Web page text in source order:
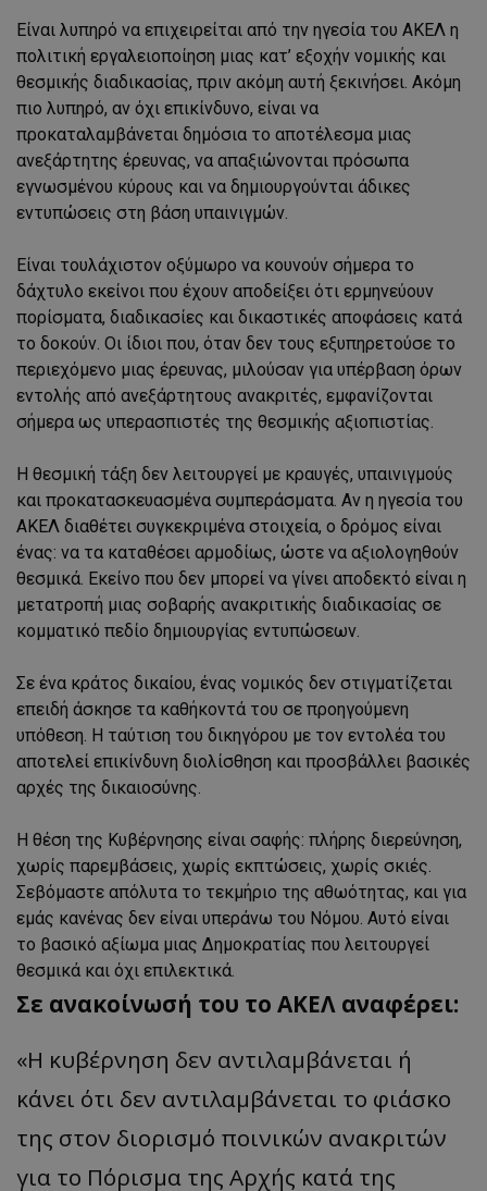
Είναι λυπηρό να επιχειρείται από την ηγεσία του ΑΚΕΛ η
πολιτική εργαλειοποίηση μιας κατ’ εξοχήν νομικής και
θεσμικής διαδικασίας, πριν ακόμη αυτή ξεκινήσει. Ακόμη
πιο λυπηρό, αν όχι επικίνδυνο, είναι να
προκαταλαμβάνεται δημόσια το αποτέλεσμα μιας
ανεξάρτητης έρευνας, να απαξιώνονται πρόσωπα
εγνωσμένου κύρους και να δημιουργούνται άδικες
εντυπώσεις στη βάση υπαινιγμών.
Είναι τουλάχιστον οξύμωρο να κουνούν σήμερα το
δάχτυλο εκείνοι που έχουν αποδείξει ότι ερμηνεύουν
πορίσματα, διαδικασίες και δικαστικές αποφάσεις κατά
το δοκούν. Οι ίδιοι που, όταν δεν τους εξυπηρετούσε το
περιεχόμενο μιας έρευνας, μιλούσαν για υπέρβαση όρων
εντολής από ανεξάρτητους ανακριτές, εμφανίζονται
σήμερα ως υπερασπιστές της θεσμικής αξιοπιστίας.
Η θεσμική τάξη δεν λειτουργεί με κραυγές, υπαινιγμούς
και προκατασκευασμένα συμπεράσματα. Αν η ηγεσία του
ΑΚΕΛ διαθέτει συγκεκριμένα στοιχεία, ο δρόμος είναι
ένας: να τα καταθέσει αρμοδίως, ώστε να αξιολογηθούν
θεσμικά. Εκείνο που δεν μπορεί να γίνει αποδεκτό είναι η
μετατροπή μιας σοβαρής ανακριτικής διαδικασίας σε
κομματικό πεδίο δημιουργίας εντυπώσεων.
Σε ένα κράτος δικαίου, ένας νομικός δεν στιγματίζεται
επειδή άσκησε τα καθήκοντά του σε προηγούμενη
υπόθεση. Η ταύτιση του δικηγόρου με τον εντολέα του
αποτελεί επικίνδυνη διολίσθηση και προσβάλλει βασικές
αρχές της δικαιοσύνης.
Η θέση της Κυβέρνησης είναι σαφής: πλήρης διερεύνηση,
χωρίς παρεμβάσεις, χωρίς εκπτώσεις, χωρίς σκιές.
Σεβόμαστε απόλυτα το τεκμήριο της αθωότητας, και για
εμάς κανένας δεν είναι υπεράνω του Νόμου. Αυτό είναι
το βασικό αξίωμα μιας Δημοκρατίας που λειτουργεί
θεσμικά και όχι επιλεκτικά.
Σε ανακοίνωσή του το ΑΚΕΛ αναφέρει:
«Η κυβέρνηση δεν αντιλαμβάνεται ή
κάνει ότι δεν αντιλαμβάνεται το φιάσκο
της στον διορισμό ποινικών ανακριτών
για το Πόρισμα της Αρχής κατά της